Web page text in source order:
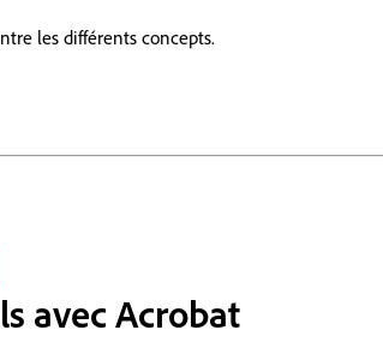
les différents concepts.
avec Acrobat